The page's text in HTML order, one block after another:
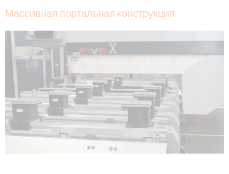
Массивная портальная конструкция